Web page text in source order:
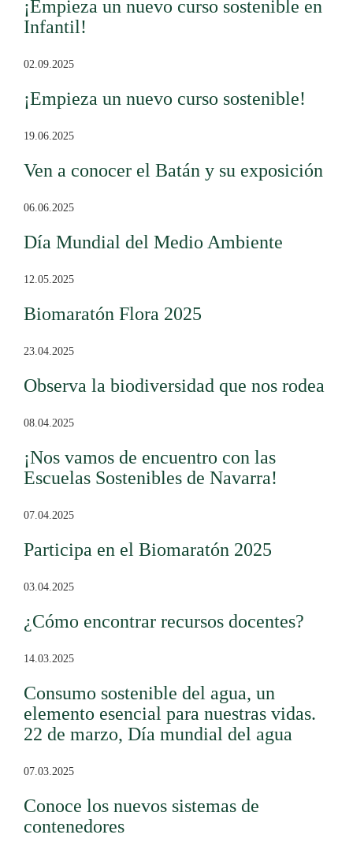
¡Empieza un nuevo curso sostenible en
Infantil!
02.09.2025
¡Empieza un nuevo curso sostenible!
19.06.2025
Ven a conocer el Batán y su exposición
06.06.2025
Día Mundial del Medio Ambiente
12.05.2025
Biomaratón Flora 2025
23.04.2025
Observa la biodiversidad que nos rodea
08.04.2025
¡Nos vamos de encuentro con las
Escuelas Sostenibles de Navarra!
07.04.2025
Participa en el Biomaratón 2025
03.04.2025
¿Cómo encontrar recursos docentes?
14.03.2025
Consumo sostenible del agua, un
elemento esencial para nuestras vidas.
22 de marzo, Día mundial del agua
07.03.2025
Conoce los nuevos sistemas de
contenedores